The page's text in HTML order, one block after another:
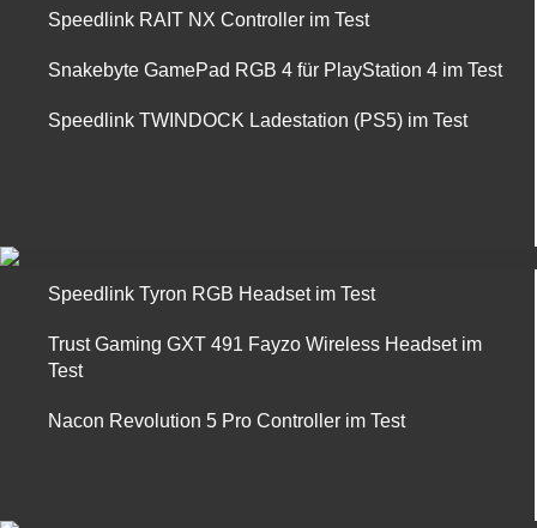
Speedlink RAIT NX Controller im Test
Snakebyte GamePad RGB 4 für PlayStation 4 im Test
Speedlink TWINDOCK Ladestation (PS5) im Test
Speedlink Tyron RGB Headset im Test
Trust Gaming GXT 491 Fayzo Wireless Headset im
Test
Nacon Revolution 5 Pro Controller im Test